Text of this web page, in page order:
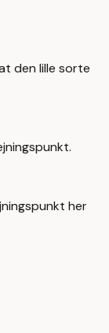
den lille sorte
her